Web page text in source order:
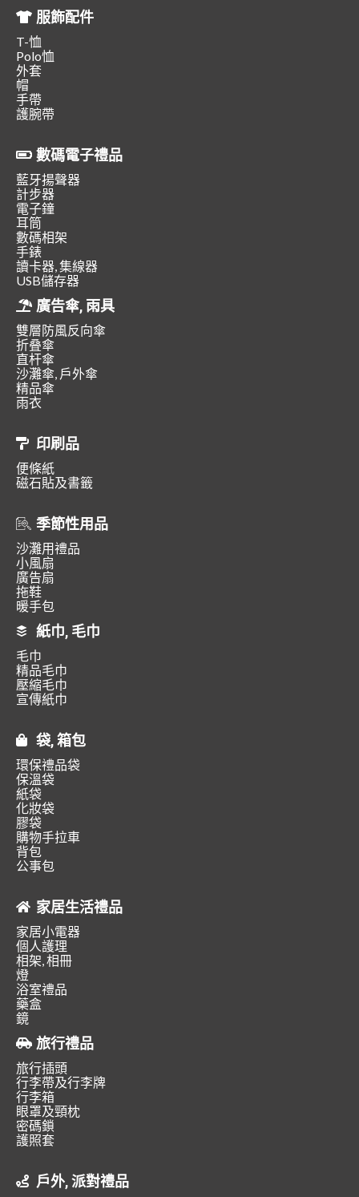
服飾配件
T-恤
Polo恤
外套
帽
手帶
護腕帶
數碼電子禮品
藍牙揚聲器
計步器
電子鐘
耳筒
數碼相架
手錶
讀卡器, 集線器
USB儲存器
廣告傘, 雨具
雙層防風反向傘
折叠傘
直杆傘
沙灘傘, 戶外傘
精品傘
雨衣
印刷品
便條紙
磁石貼及書籤
季節性用品
沙灘用禮品
小風扇
廣告扇
拖鞋
暖手包
紙巾, 毛巾
毛巾
精品毛巾
壓縮毛巾
宣傳紙巾
袋, 箱包
環保禮品袋
保溫袋
紙袋
化妝袋
膠袋
購物手拉車
背包
公事包
家居生活禮品
家居小電器
個人護理
相架, 相冊
燈
浴室禮品
藥盒
鏡
旅行禮品
旅行插頭
行李帶及行李牌
行李箱
眼罩及頸枕
密碼鎖
護照套
戶外, 派對禮品